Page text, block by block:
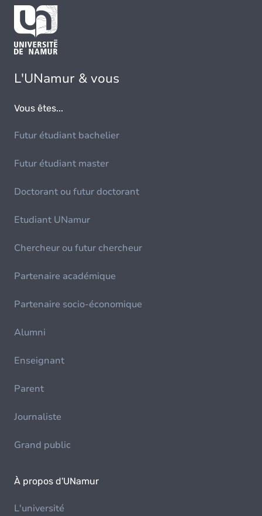
L'UNamur & vous
Vous êtes...
Futur étudiant bachelier
Futur étudiant master
Doctorant ou futur doctorant
Etudiant UNamur
Chercheur ou futur chercheur
Partenaire académique
Partenaire socio-économique
Alumni
Enseignant
Parent
Journaliste
Grand public
À propos d'UNamur
L'université